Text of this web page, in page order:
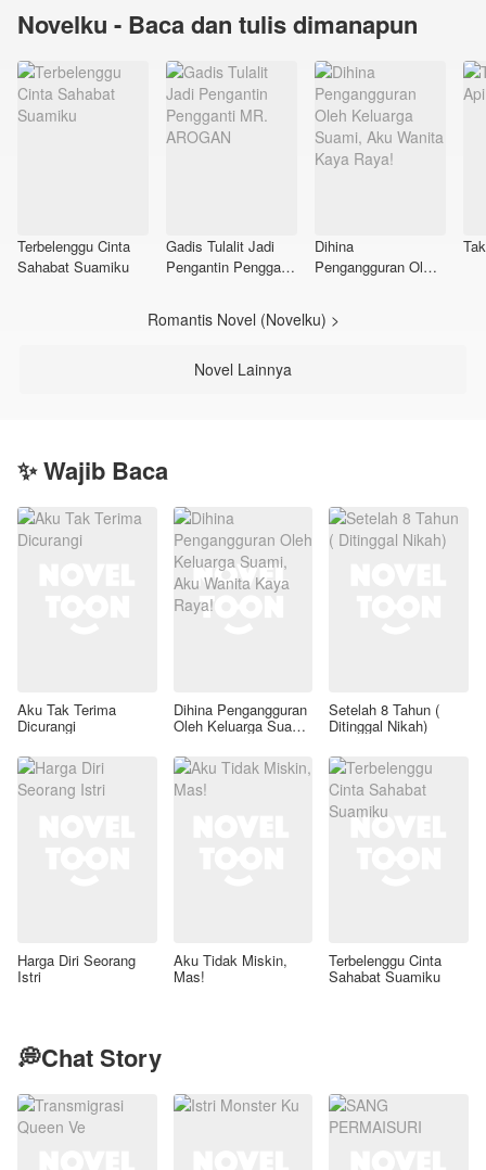
Novelku - Baca dan tulis dimanapun
Terbelenggu Cinta
Sahabat Suamiku
Gadis Tulalit Jadi
Pengantin Pengganti
Dihina
Pengangguran Oleh
Raya!
Romantis Novel (Novelku) >
Novel Lainnya
✨ Wajib Baca
Aku Tak Terima
Dicurangi
Dihina Pengangguran
Oleh Keluarga Suami,
Raya!
Setelah 8 Tahun (
Ditinggal Nikah)
Harga Diri Seorang
Istri
Aku Tidak Miskin,
Mas!
Terbelenggu Cinta
Sahabat Suamiku
💭Chat Story